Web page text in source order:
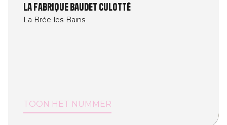
La fabrique Baudet Culotté
La Brée-les-Bains
TOON HET NUMMER